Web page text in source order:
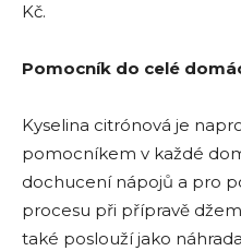
Kč.
Pomocník do celé
Kyselina citrónová je
pomocníkem v každé
dochucení nápojů a pro
procesu při přípravě
také poslouží jako